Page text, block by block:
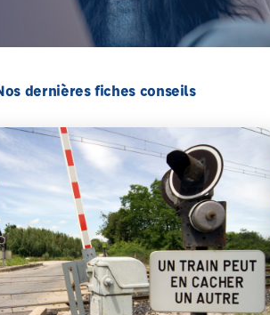
dernières fiches conseils